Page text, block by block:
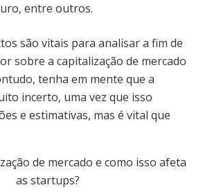
entre outros.
são vitais para analisar a fim de
sobre a capitalização de mercado
tenha em mente que a
incerto, uma vez que isso
e estimativas, mas é vital que